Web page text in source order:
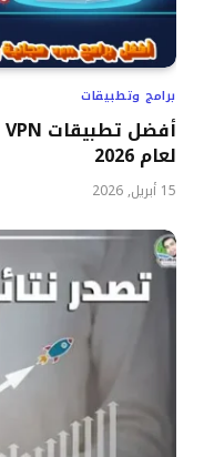
برامج وتطبيقات
لعام 2026
15 أبريل, 2026